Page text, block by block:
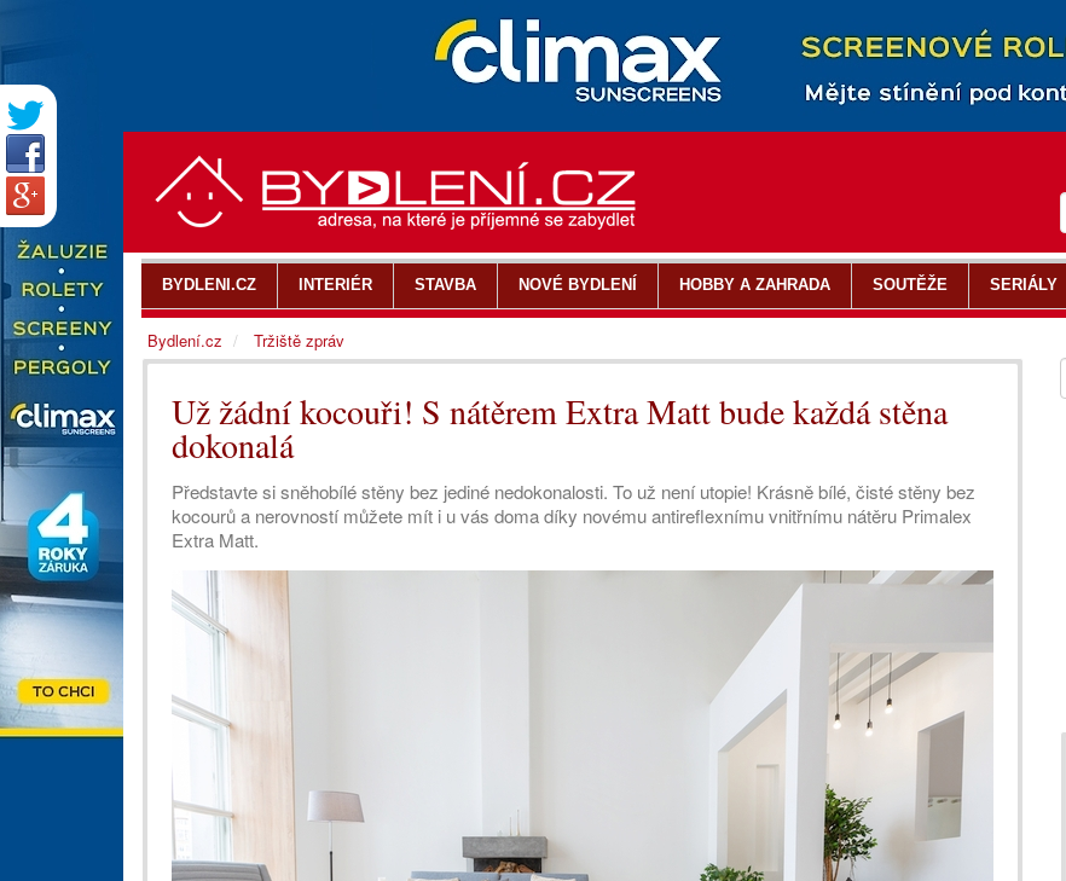
Už žádní kocouři! S nátěrem Extra Matt bude každá stěna
dokonalá
Představte si sněhobílé stěny bez jediné nedokonalosti. To už není utopie! Krásně bílé, čisté stěny bez
kocourů a nerovností můžete mít i u vás doma díky novému antireflexnímu vnitřnímu nátěru Primalex
Extra Matt.
BYDLENI.CZ INTERIÉR STAVBA NOVÉ BYDLENÍ HOBBY A ZAHRADA SOUTĚŽE SERIÁLY
Bydlení.cz Tržiště zpráv